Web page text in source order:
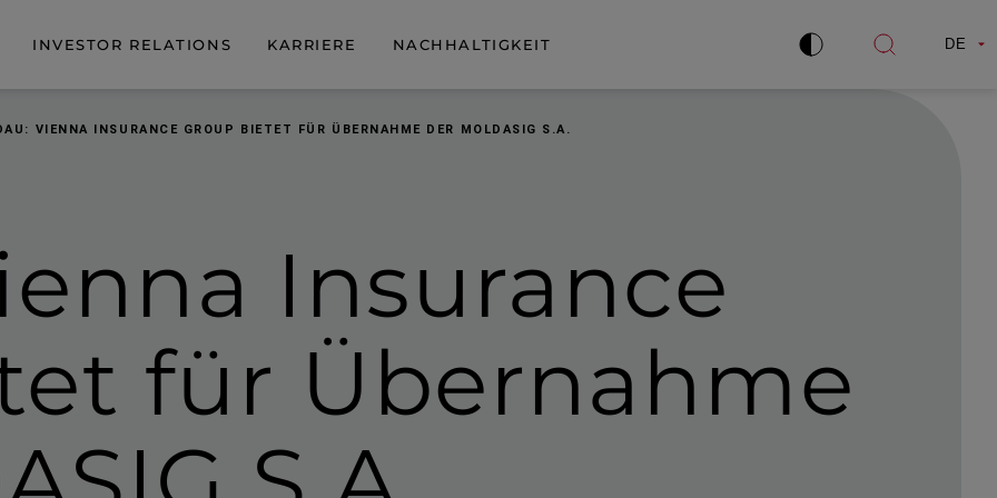
INVESTOR RELATIONS KARRIERE NACHHALTIGKEIT
Kontrast
Suche
DE
VIENNA INSURANCE GROUP BIETET FÜR ÜBERNAHME DER MOLDASIG S.A.
Insurance
für Über­nahme